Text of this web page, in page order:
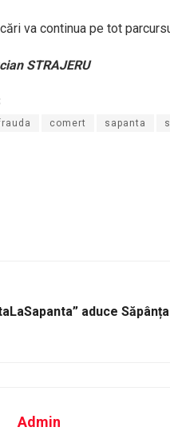
va continua pe tot
STRAJERU
comert sapanta
aduce
Admin